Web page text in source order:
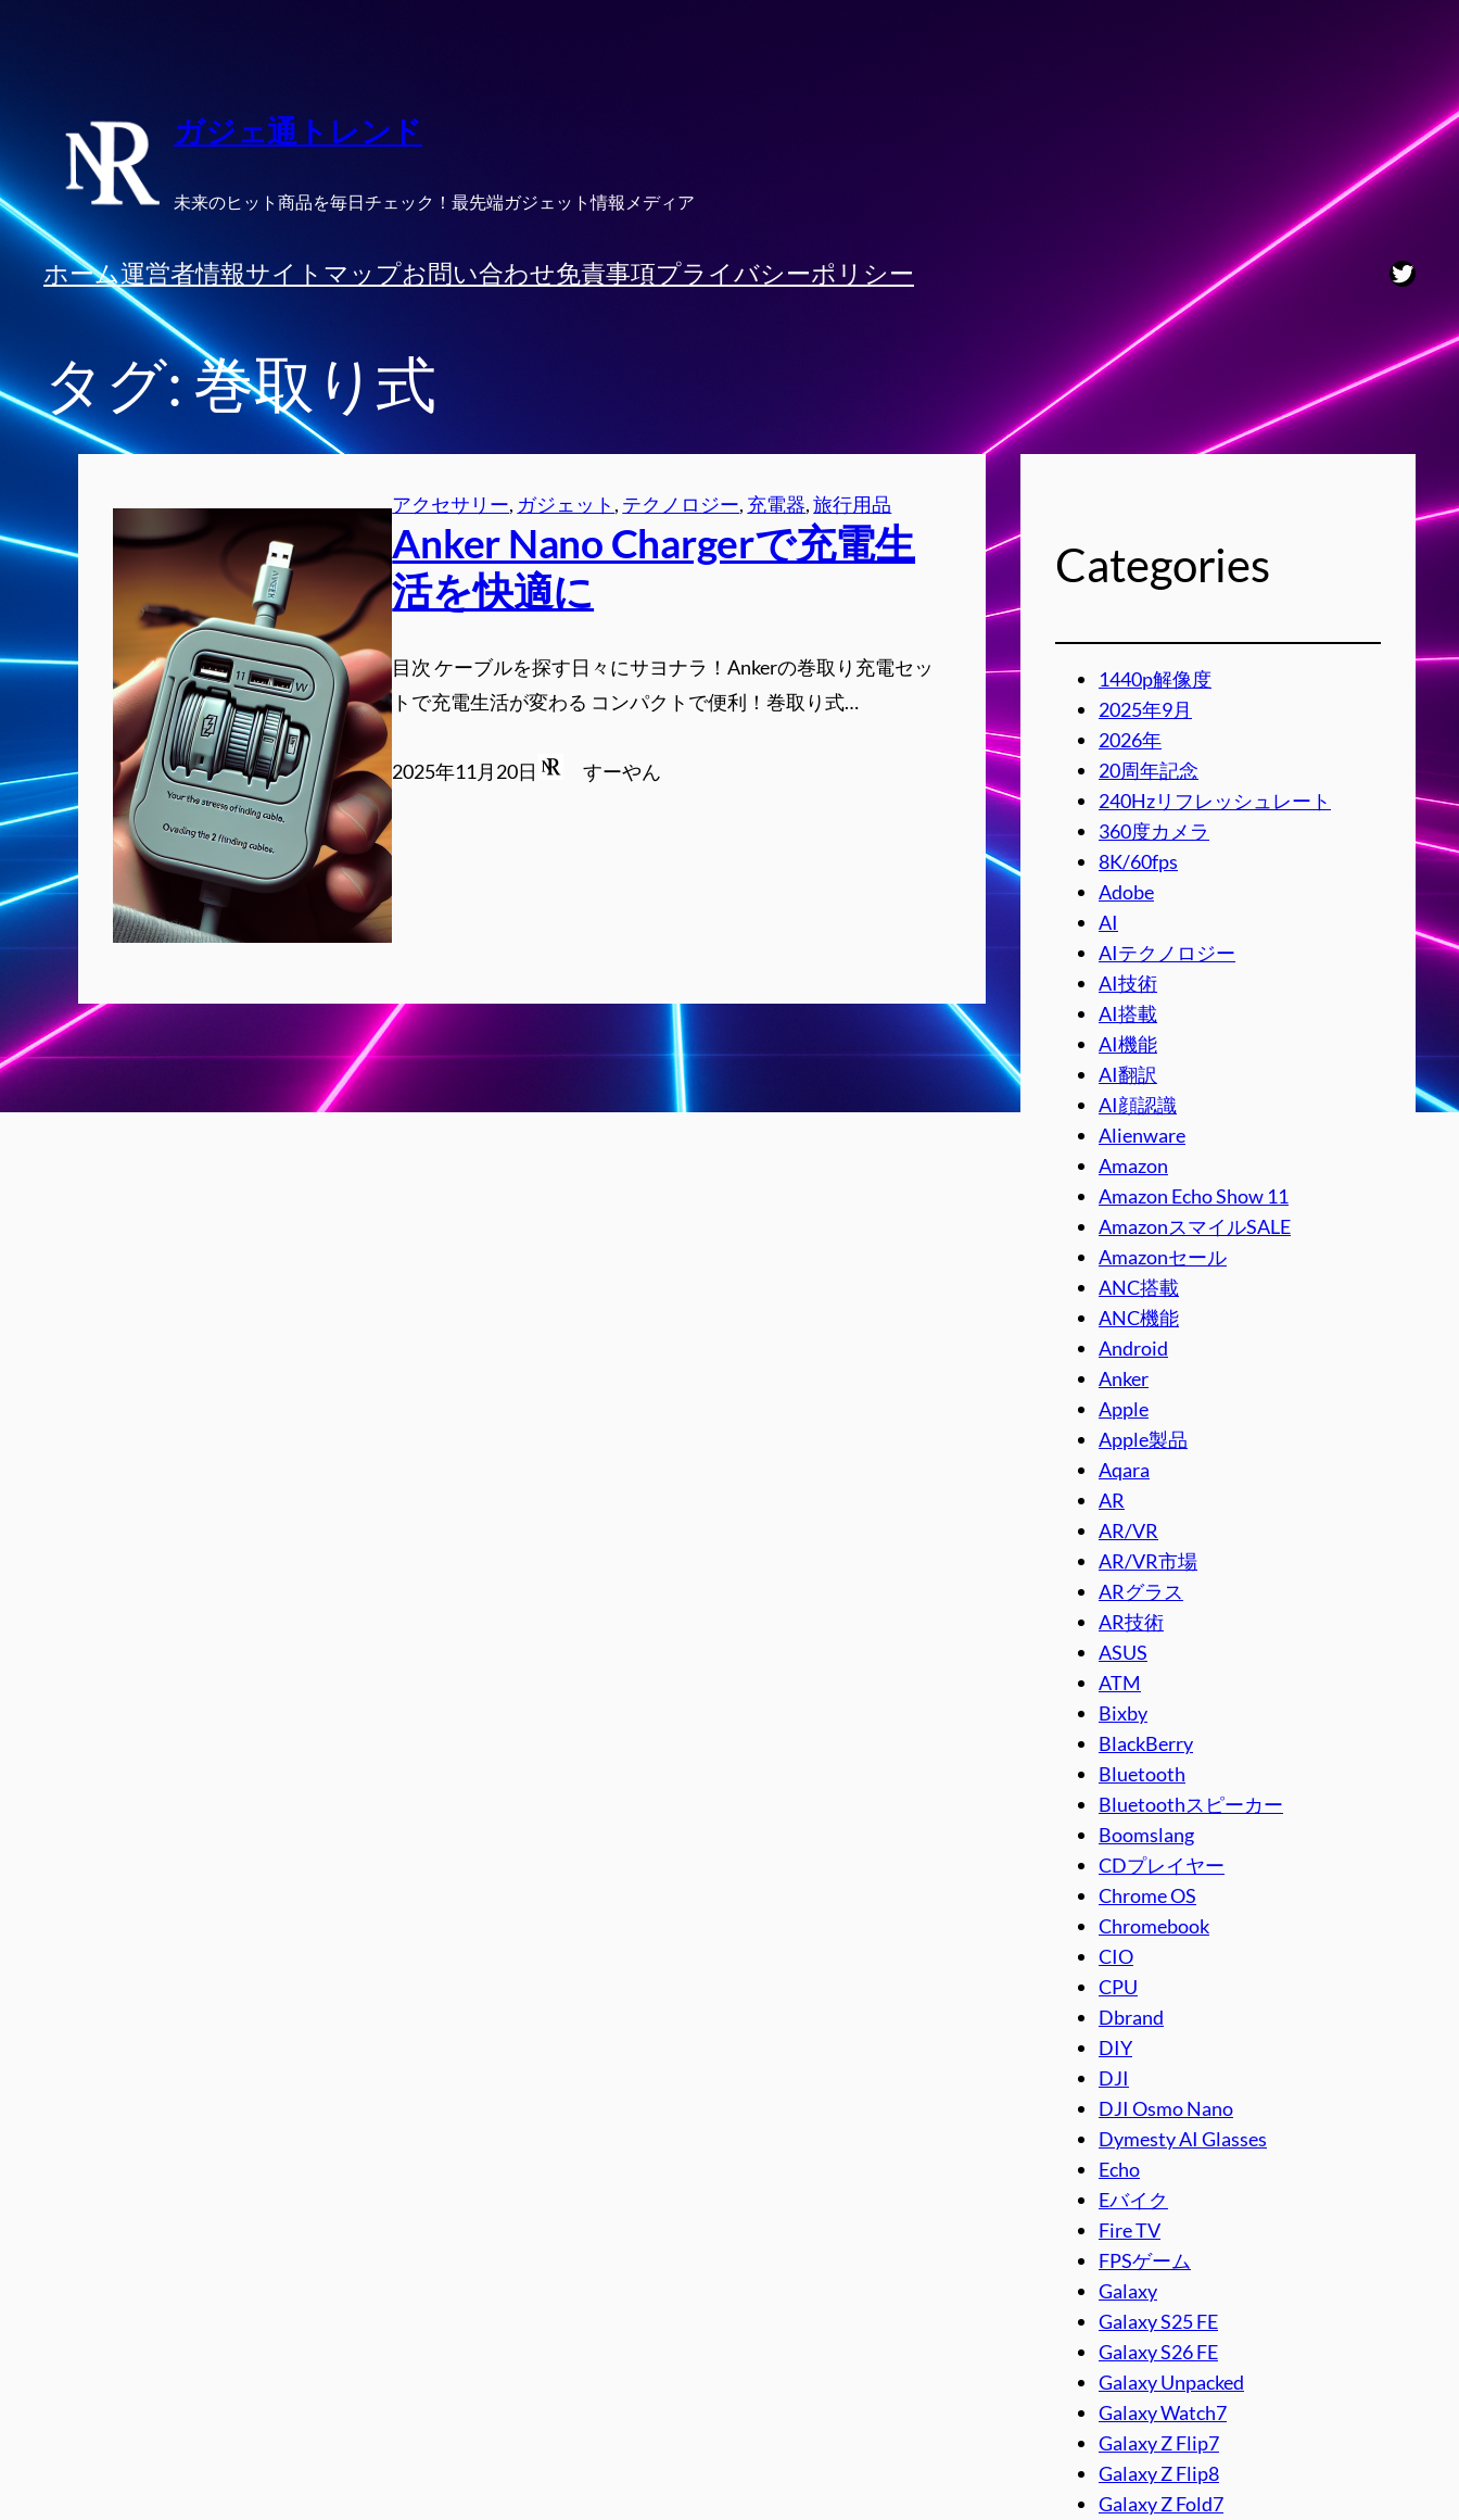
ッ
プ
ガジェ通トレンド
未来のヒット商品を毎日チェック！最先端ガジェット情報メディア
ホーム運営者情報サイトマップお問い合わせ免責事項プライバシーポリシー
タグ:巻取り式
アクセサリー, ガジェット , テクノロジー, 充電器, 旅行用品
Anker Nano Chargerで充電生
活を快適に
目次 ケーブルを探す日々にサヨナラ！Ankerの巻取り充電セッ
トで充電生活が変わる コンパクトで便利！巻取り式…
2025年11月20日 すーやん
Categories
1440p解像度
2025年9月
2026年
20周年記念
240Hzリフレッシュレート
360度カメラ
8K/60fps
Adobe
AI
AIテクノロジー
AI技術
AI搭載
AI機能
AI翻訳
AI顔認識
Alienware
Amazon
Amazon Echo Show 11
AmazonスマイルSALE
Amazonセール
ANC搭載
ANC機能
Android
Anker
Apple
Apple製品
Aqara
AR
AR/VR
AR/VR市場
ARグラス
AR技術
ASUS
ATM
Bixby
BlackBerry
Bluetooth
Bluetoothスピーカー
Boomslang
CDプレイヤー
Chrome OS
Chromebook
CIO
CPU
Dbrand
DIY
DJI
DJI Osmo Nano
Dymesty AI Glasses
Echo
Eバイク
Fire TV
FPSゲーム
Galaxy
Galaxy S25 FE
Galaxy S26 FE
Galaxy Unpacked
Galaxy Watch7
Galaxy Z Flip7
Galaxy Z Flip8
Galaxy Z Fold7